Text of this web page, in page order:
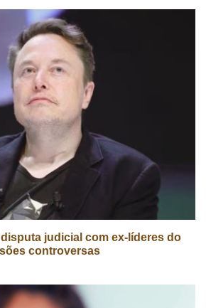
judicial com ex-líderes do
controversas